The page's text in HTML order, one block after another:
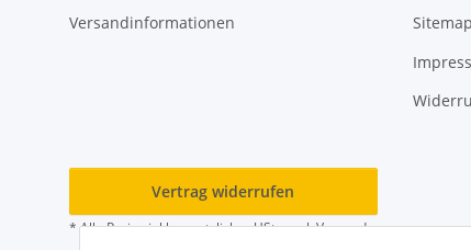
Versandinformationen
Sitemap
Vertrag widerrufen
* Alle Preise inkl. gesetzlicher USt., zzgl.Versand